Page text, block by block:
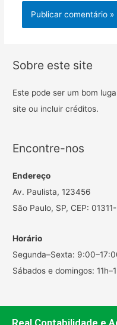
Sobre este site
Este pode ser um bom
site ou incluir créditos.
Encontre-nos
Endereço
Av. Paulista, 123456
São Paulo, SP, CEP:
Horário
Segunda–Sexta:
Sábados e domingos:
Real Contabilidade e